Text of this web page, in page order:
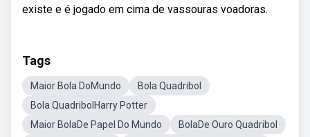
existe e é jogado em cima de vassouras voadoras.
Tags
Maior Bola DoMundo
Bola Quadribol
Bola QuadribolHarry Potter
Maior BolaDe Papel Do Mundo
BolaDe Ouro Quadribol